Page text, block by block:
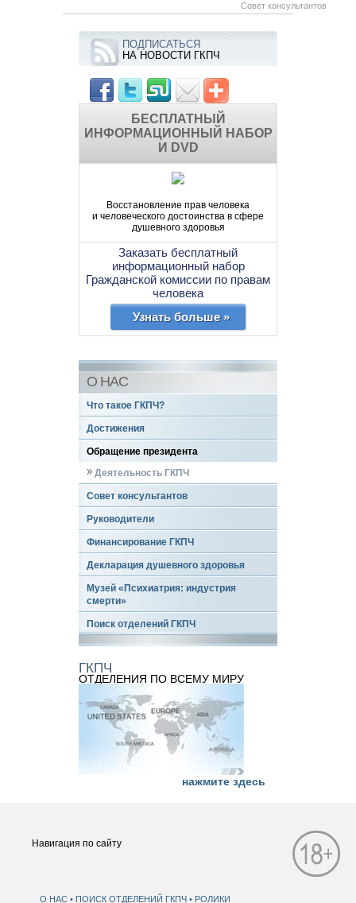
Совет консультантов
ПОДПИСАТЬСЯ
НА НОВОСТИ ГКПЧ
БЕСПЛАТНЫЙ
ИНФОРМАЦИОННЫЙ НАБОР
И DVD
Восстановление прав человека
и человеческого достоинства в сфере
душевного здоровья
Заказать бесплатный
информационный набор
Гражданской комиссии по правам
человека
Узнать больше »
О НАС
Что такое ГКПЧ?
Достижения
Обращение президента
Деятельность ГКПЧ
Совет консультантов
Руководители
Финансирование ГКПЧ
Декларация душевного здоровья
Музей «Психиатрия: индустрия
смерти»
Поиск отделений ГКПЧ
ГКПЧ
ОТДЕЛЕНИЯ ПО ВСЕМУ МИРУ
нажмите здесь
Навигация по сайту
О НАС ПОИСК ОТДЕЛЕНИЙ ГКПЧ РОЛИКИ